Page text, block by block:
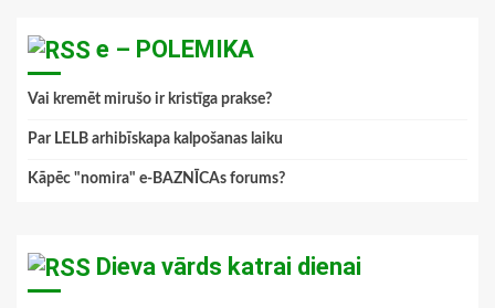
e – POLEMIKA
Vai kremēt mirušo ir kristīga prakse?
Par LELB arhibīskapa kalpošanas laiku
Kāpēc "nomira" e-BAZNĪCAs forums?
Dieva vārds katrai dienai